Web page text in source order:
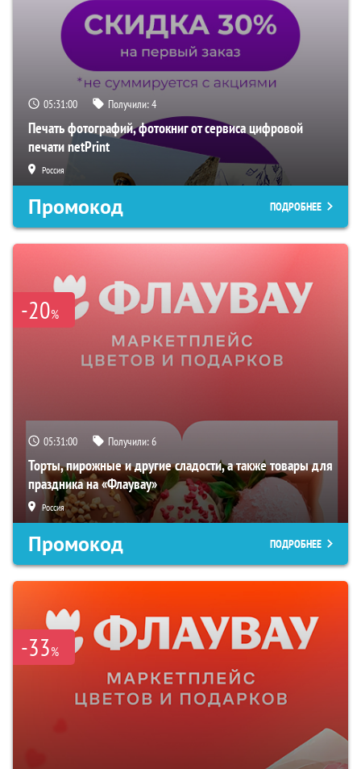
05:30:58 Получили:4
Печать фотографий, фотокниг от сервиса цифровой
печати netPrint
Россия
Промокод ПОДРОБНЕЕ
-20%
05:30:58 Получили:6
Торты, пирожные и другие сладости, а также товары для
праздника на «Флаувау»
Россия
Промокод ПОДРОБНЕЕ
-33%